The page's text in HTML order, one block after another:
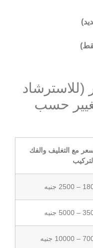
(للاسترشاد
حسب
مع التغليف والفك
جنيه
جنيه
جنيه